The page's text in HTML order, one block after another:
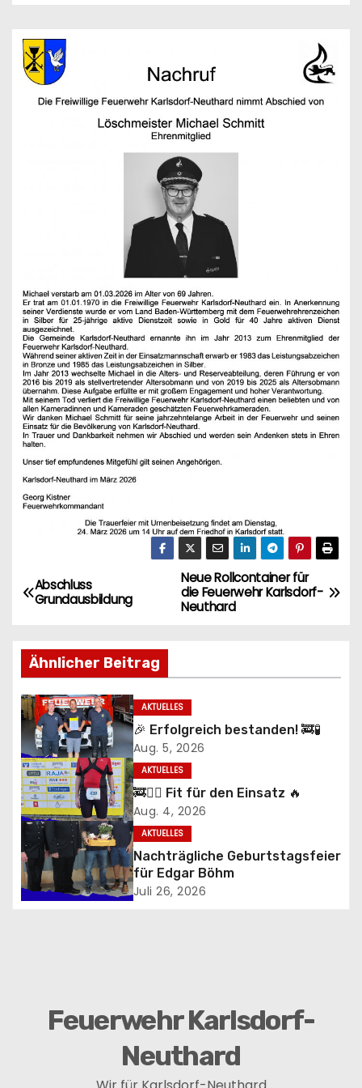
B
i
t
r
a
g
s
n
a
Neue Rollcontainer für
die Feuerwehr Karlsdorf-
Neuthard
Abschluss
Grundausbildung
Ähnlicher Beitrag
AKTUELLES
🎉 Erfolgreich bestanden! 🚒🧪
Aug. 5, 2026
AKTUELLES
🚒🏃‍♂️ Fit für den Einsatz 🔥
Aug. 4, 2026
AKTUELLES
Nachträgliche Geburtstagsfeier
für Edgar Böhm
Juli 26, 2026
Feuerwehr Karlsdorf-
Neuthard